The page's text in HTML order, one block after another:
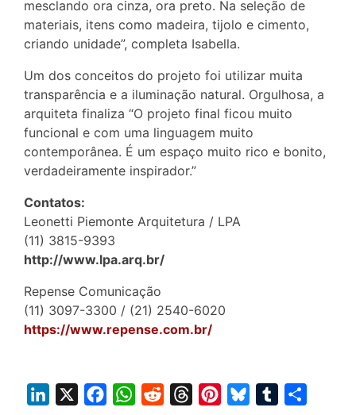
mesclando ora cinza, ora preto. Na seleção de
materiais, itens como madeira, tijolo e cimento,
criando unidade”, completa Isabella.
Um dos conceitos do projeto foi utilizar muita
transparência e a iluminação natural. Orgulhosa, a
arquiteta finaliza “O projeto final ficou muito
funcional e com uma linguagem muito
contemporânea. É um espaço muito rico e bonito,
verdadeiramente inspirador.”
Contatos:
Leonetti Piemonte Arquitetura / LPA
(11) 3815-9393
http://www.lpa.arq.br/
Repense Comunicação
(11) 3097-3300 / (21) 2540-6020
https://www.repense.com.br/
W